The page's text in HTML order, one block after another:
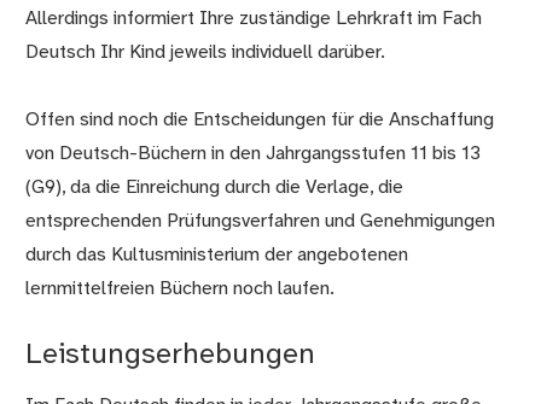
Allerdings informiert Ihre zuständige Lehrkraft im Fach
Deutsch Ihr Kind jeweils individuell darüber.
Offen sind noch die Entscheidungen für die Anschaffung
von Deutsch-Büchern in den Jahrgangsstufen 11 bis 13
(G9), da die Einreichung durch die Verlage, die
entsprechenden Prüfungsverfahren und Genehmigungen
durch das Kultusministerium der angebotenen
lernmittelfreien Büchern noch laufen.
Leistungserhebungen